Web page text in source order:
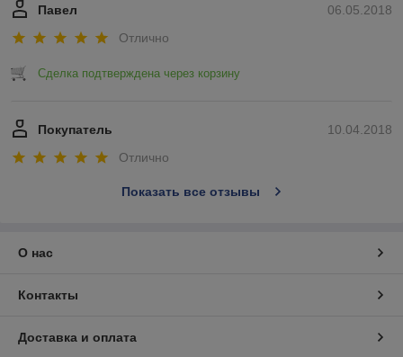
06.05.2018
Павел
Отлично
Сделка подтверждена через корзину
10.04.2018
Покупатель
Отлично
Показать все отзывы
О нас
Контакты
Доставка и оплата